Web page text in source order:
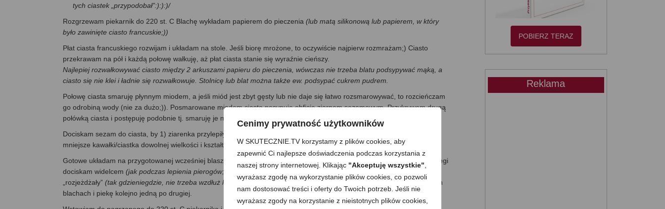
Cenimy prywatność użytkowników
W SKUTECZNIE.TV korzystamy z plików cookies, aby
zapewnić Ci najlepsze doświadczenia podczas korzystania z
naszej strony internetowej. Klikając "Akceptuję wszystkie"
wyrażasz zgodę na wykorzystanie plików cookies, co pozwoli
nam dostosować treści i oferty do Twoich potrzeb. Jeśli nie
wyrażasz zgody na korzystanie z nieistotnych plików cookies,
tych ciastek „przypodobał”:):):)/
Rozgrzewam piekarnik do 220 st. C Blachę wykładam papierem do pieczenia (lub matą silikonową lub papierem, w który
było zawinięte ciasto francuskie;))
Płat ciasta francuskiego rozwijam i układam na stole. Jeśli biorę mrożone, to oczywiście najpierw rozmrażam;) Ciasto
przekrawam na pół i każdą połowę wałkuję, aż płat ciasta stanie się wyraźnie cieńszy.
Najlepiej rozwałkowywać ciasto między 2 arkuszami papieru do pieczenia, wówczas nie trzeba blatu podsypywać mąką, a
ciasto się nie klei i ładnie się rozwałkowuje. Stolnicę lub blat można także ew. podsypać cukrem pudrem.
Połowę ciasta smaruję płynnym miodem, a jeśli miód jest zbyt gęsty lub nie daje się łatwo rozsmarowywać, to rozcieńczam
go odrobiną wody (nie za dużo;)). Posmarowane miodem ciasto posypuję obficie ziarnem sezamowym. Przykrywam drugą
połówką ciasta i postępuję podobnie tj. smaruję je miodem i posypuję sezamem.
Dociskam sezam do ciasta, by 1) ziarenka przylepiły się mocno i 2) aby obie warstwy w miarę dobrze się skleiły. Kroję na
mniejsze kawałki/ciastka dowolnej wielkości i kształtu -kwadraty, prostokąty, trójkąciki, paski, itp.
Gotowe układam na przygotowanej wcześniej blasze, zachowując odstępy, bo ciastka będą rosły podczas pieczenia. Brzegi
dociskam widelcem (jak podczas lepienia pierogów;))
po to, by skleić obie warstwy ciasta, aby się podczas pieczenia nie
„rozjeżdżały” (tak gdzieniegdzie, nie trzeba wzdłuż każdej krawędzi;))
. Ja piekę na 2 tury, więc ciastka układam na dwóch
blachach i piekę kolejno jedną po drugiej.
POBIERZ TERAZ
Reklama